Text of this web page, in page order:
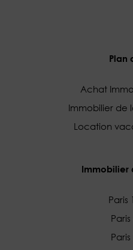
Plan
Achat
Immobilier de
Location
Immobilier
Paris